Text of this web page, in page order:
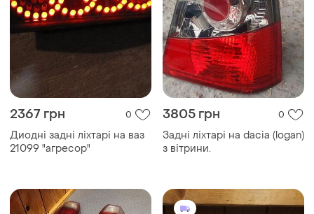
2367 грн 0
Диодні задні ліхтарі на ваз
21099 "агресор"
3805 грн 0
Задні ліхтарі на dacia (logan)
з вітрини.